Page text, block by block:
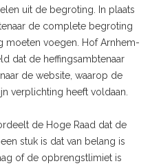
uit de begroting. In plaats
de complete begroting
moeten voegen. Hof Arnhem-
dat de heffingsambtenaar
de website, waarop de
verplichting heeft voldaan.
de Hoge Raad dat de
stuk is dat van belang is
of de opbrengstlimiet is